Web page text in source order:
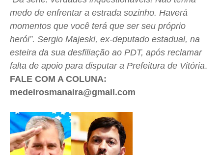
medo de enfrentar a estrada sozinho. Haverá
momentos que você terá que ser seu próprio
herói”. Sergio Majeski, ex-deputado estadual, na
esteira da sua desfiliação ao PDT, após reclamar
falta de apoio para disputar a Prefeitura de Vitória.
FALE COM A COLUNA:
medeirosmanaira@gmail.com